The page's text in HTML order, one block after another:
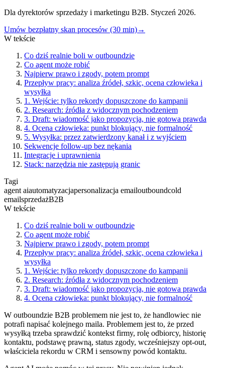
Dla dyrektorów sprzedaży i marketingu B2B. Styczeń 2026.
Umów bezpłatny skan procesów (30 min)→
W tekście
Co dziś realnie boli w outboundzie
Co agent może robić
Najpierw prawo i zgody, potem prompt
Przepływ pracy: analiza źródeł, szkic, ocena człowieka i
wysyłka
1. Wejście: tylko rekordy dopuszczone do kampanii
2. Research: źródła z widocznym pochodzeniem
3. Draft: wiadomość jako propozycja, nie gotowa prawda
4. Ocena człowieka: punkt blokujący, nie formalność
5. Wysyłka: przez zatwierdzony kanał i z wyjściem
Sekwencje follow-up bez nękania
Integracje i uprawnienia
Stack: narzędzia nie zastępują granic
Tagi
agent aiautomatyzacjapersonalizacja emailoutboundcold
emailsprzedażB2B
W tekście
Co dziś realnie boli w outboundzie
Co agent może robić
Najpierw prawo i zgody, potem prompt
Przepływ pracy: analiza źródeł, szkic, ocena człowieka i
wysyłka
1. Wejście: tylko rekordy dopuszczone do kampanii
2. Research: źródła z widocznym pochodzeniem
3. Draft: wiadomość jako propozycja, nie gotowa prawda
4. Ocena człowieka: punkt blokujący, nie formalność
W outboundzie B2B problemem nie jest to, że handlowiec nie
potrafi napisać kolejnego maila. Problemem jest to, że przed
wysyłką trzeba sprawdzić kontekst firmy, rolę odbiorcy, historię
kontaktu, podstawę prawną, status zgody, wcześniejszy opt-out,
właściciela rekordu w CRM i sensowny powód kontaktu.